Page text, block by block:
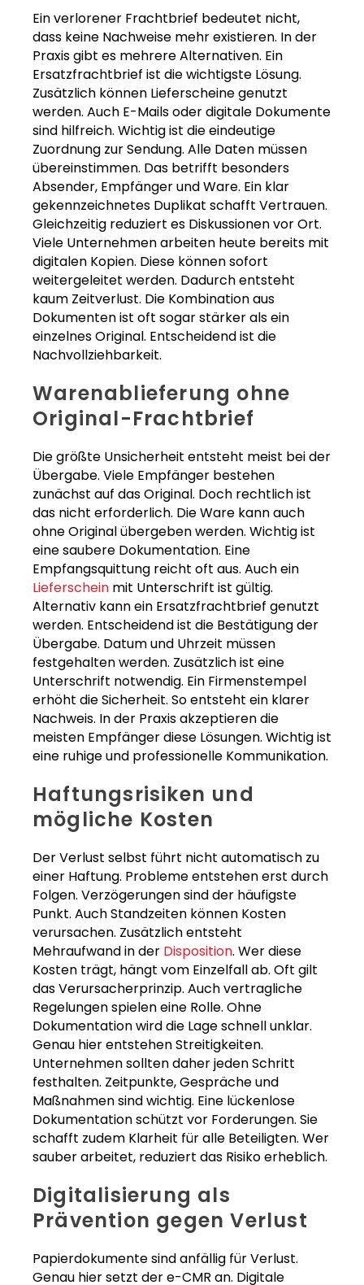
Ein verlorener Frachtbrief bedeutet nicht,
dass keine Nachweise mehr existieren. In der
Praxis gibt es mehrere Alternativen. Ein
Ersatzfrachtbrief ist die wichtigste Lösung.
Zusätzlich können Lieferscheine genutzt
werden. Auch E-Mails oder digitale Dokumente
sind hilfreich. Wichtig ist die eindeutige
Zuordnung zur Sendung. Alle Daten müssen
übereinstimmen. Das betrifft besonders
Absender, Empfänger und Ware. Ein klar
gekennzeichnetes Duplikat schafft Vertrauen.
Gleichzeitig reduziert es Diskussionen vor Ort.
Viele Unternehmen arbeiten heute bereits mit
digitalen Kopien. Diese können sofort
weitergeleitet werden. Dadurch entsteht
kaum Zeitverlust. Die Kombination aus
Dokumenten ist oft sogar stärker als ein
einzelnes Original. Entscheidend ist die
Nachvollziehbarkeit.
Warenablieferung ohne
Original-Frachtbrief
Die größte Unsicherheit entsteht meist bei der
Übergabe. Viele Empfänger bestehen
zunächst auf das Original. Doch rechtlich ist
das nicht erforderlich. Die Ware kann auch
ohne Original übergeben werden. Wichtig ist
eine saubere Dokumentation. Eine
Empfangsquittung reicht oft aus. Auch ein
Lieferschein mit Unterschrift ist gültig.
Alternativ kann ein Ersatzfrachtbrief genutzt
werden. Entscheidend ist die Bestätigung der
Übergabe. Datum und Uhrzeit müssen
festgehalten werden. Zusätzlich ist eine
Unterschrift notwendig. Ein Firmenstempel
erhöht die Sicherheit. So entsteht ein klarer
Nachweis. In der Praxis akzeptieren die
meisten Empfänger diese Lösungen. Wichtig ist
eine ruhige und professionelle Kommunikation.
Haftungsrisiken und
mögliche Kosten
Der Verlust selbst führt nicht automatisch zu
einer Haftung. Probleme entstehen erst durch
Folgen. Verzögerungen sind der häufigste
Punkt. Auch Standzeiten können Kosten
verursachen. Zusätzlich entsteht
Mehraufwand in der Disposition. Wer diese
Kosten trägt, hängt vom Einzelfall ab. Oft gilt
das Verursacherprinzip. Auch vertragliche
Regelungen spielen eine Rolle. Ohne
Dokumentation wird die Lage schnell unklar.
Genau hier entstehen Streitigkeiten.
Unternehmen sollten daher jeden Schritt
festhalten. Zeitpunkte, Gespräche und
Maßnahmen sind wichtig. Eine lückenlose
Dokumentation schützt vor Forderungen. Sie
schafft zudem Klarheit für alle Beteiligten. Wer
sauber arbeitet, reduziert das Risiko erheblich.
Digitalisierung als
Prävention gegen Verlust
Papierdokumente sind anfällig für Verlust.
Genau hier setzt der e-CMR an. Digitale